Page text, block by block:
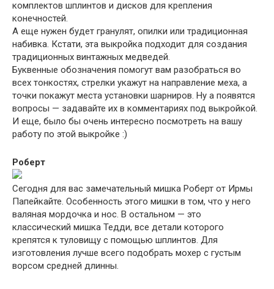
комплектов шплинтов и дисков для крепления
конечностей.
А еще нужен будет гранулят, опилки или традиционная
набивка. Кстати, эта выкройка подходит для создания
традиционных винтажных медведей.
Буквенные обозначения помогут вам разобраться во
всех тонкостях, стрелки укажут на направление меха, а
точки покажут места установки шарниров. Ну а появятся
вопросы — задавайте их в комментариях под выкройкой.
И еще, было бы очень интересно посмотреть на вашу
работу по этой выкройке :)
Роберт
Сегодня для вас замечательный мишка Роберт от Ирмы
Папейкайте. Особенность этого мишки в том, что у него
валяная мордочка и нос. В остальном — это
классический мишка Тедди, все детали которого
крепятся к туловищу с помощью шплинтов. Для
изготовления лучше всего подобрать мохер с густым
ворсом средней длинны.